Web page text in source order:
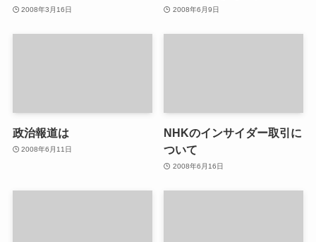
2008年3月16日 2008年6月9日
政治報道は
2008年6月11日
NHKのインサイダー取引に
ついて
2008年6月16日